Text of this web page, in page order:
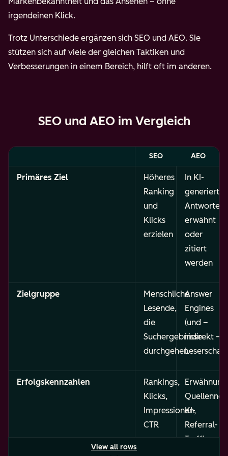
irgendeinen Klick.
Trotz Unterschiede ergänzen sich SEO und AEO. Sie
stützen sich auf viele der gleichen Taktiken und
Verbesserungen in einem Bereich, hilft oft im anderen.
SEO und AEO im Vergleich
SEO AEO
Primäres Ziel
Höheres
Ranking
und
Klicks
erzielen
In KI-
generierten
Antworten
erwähnt
oder
zitiert
werden
Zielgruppe
Menschliche
Lesende,
die
Suchergebnisse
durchgehen
Answer
Engines
(und –
indirekt –
Erfolgskennzahlen
Rankings,
Klicks,
Impressionen,
CTR
KI-
Referral-
Traffic,
View all rows